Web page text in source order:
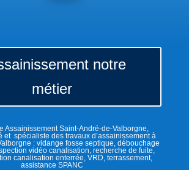
notre
métier
Assainissement Saint-André-de-Valborgne,
et spécialiste des travaux d’assainissement à
: vidange fosse septique, débouchage
vidéo canalisation, recherche de fuite,
canalisation enterrée, VRD, terrassement,
assistance SPANC